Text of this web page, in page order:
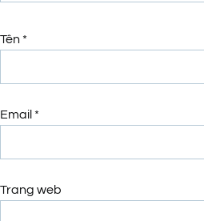
Tên *
Email *
Trang web